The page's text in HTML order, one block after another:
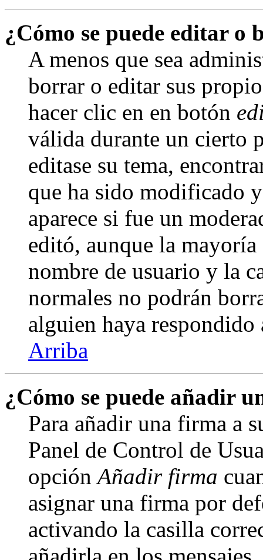
¿Cómo se puede editar o
A menos que sea
borrar o editar sus
hacer clic en en botón
válida durante un cierto
editase su tema,
que ha sido modificado
aparece si fue un
editó, aunque la
nombre de usuario y la
normales no podrán
alguien haya respondido
Arriba
¿Cómo se puede añadir
Para añadir una firma a
Panel de Control de
opciónAñadir firma
asignar una firma por
activando la casilla